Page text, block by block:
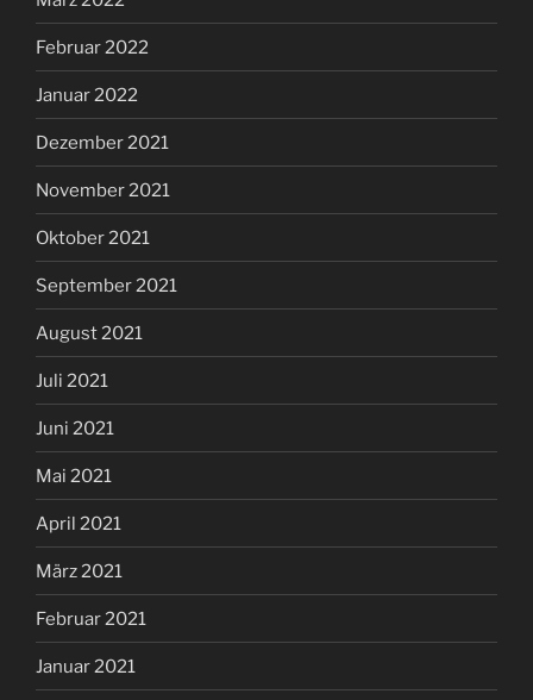
Februar 2022
Januar 2022
Dezember 2021
November 2021
Oktober 2021
September 2021
August 2021
Juli 2021
Juni 2021
Mai 2021
April 2021
März 2021
Februar 2021
Januar 2021